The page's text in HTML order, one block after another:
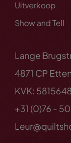
Uitverkoop
Show and Tell
Lange
4871 CP
KVK:
+31 (0)76 -